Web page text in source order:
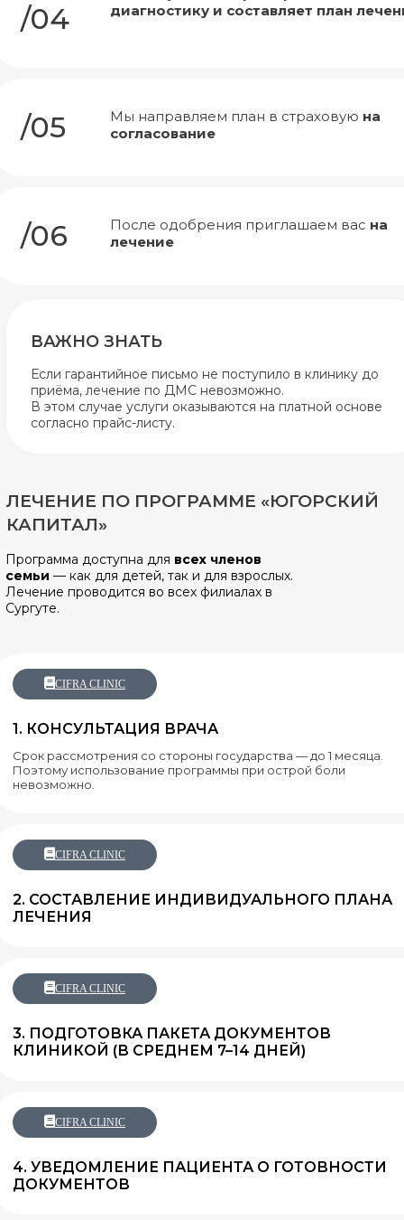
/04
диагностику и составляет план
/05 Мы направляем план в страховую на
согласование
/06 После одобрения приглашаем вас на
лечение
ВАЖНО ЗНАТЬ
Если гарантийное письмо не поступило в клинику до
приёма, лечение по ДМС невозможно.
В этом случае услуги оказываются на платной основе
согласно прайс-листу.
ЛЕЧЕНИЕ ПО ПРОГРАММЕ «ЮГОРСКИЙ
КАПИТАЛ»
Программа доступна для всех членов
семьи — как для детей, так и для взрослых.
Лечение проводится во всех филиалах в
Сургуте.
CIFRA CLINIC
1. КОНСУЛЬТАЦИЯ ВРАЧА
Срок рассмотрения со стороны государства — до 1 месяца.
Поэтому использование программы при острой боли
невозможно.
CIFRA CLINIC
2. СОСТАВЛЕНИЕ ИНДИВИДУАЛЬНОГО ПЛАНА
ЛЕЧЕНИЯ
CIFRA CLINIC
3. ПОДГОТОВКА ПАКЕТА ДОКУМЕНТОВ
КЛИНИКОЙ (В СРЕДНЕМ 7–14 ДНЕЙ)
CIFRA CLINIC
4. УВЕДОМЛЕНИЕ ПАЦИЕНТА О ГОТОВНОСТИ
ДОКУМЕНТОВ